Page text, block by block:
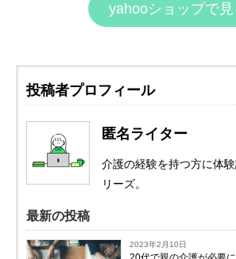
yahooショップで見
投稿者プロフィール
匿名ライター
介護の経験を持つ方に体
リーズ。
最新の投稿
2023年2月10日